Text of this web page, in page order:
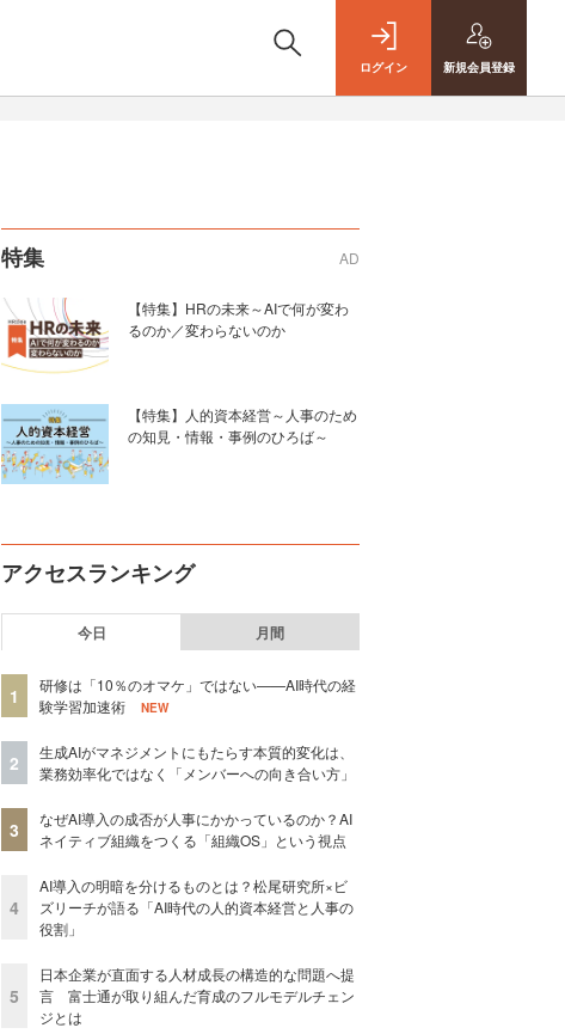
ログイン 新規会員登録
特集 AD
【特集】HRの未来～AIで何が変わ
るのか／変わらないのか
【特集】人的資本経営～人事のため
の知見・情報・事例のひろば～
アクセスランキング
今日 月間
1
研修は「10％のオマケ」ではない——AI時代の経
験学習加速術
NEW
2
生成AIがマネジメントにもたらす本質的変化は、
業務効率化ではなく「メンバーへの向き合い方」
3
なぜAI導入の成否が人事にかかっているのか？AI
ネイティブ組織をつくる「組織OS」という視点
4
AI導入の明暗を分けるものとは？松尾研究所×ビ
ズリーチが語る「AI時代の人的資本経営と人事の
役割」
5
日本企業が直面する人材成長の構造的な問題へ提
言 富士通が取り組んだ育成のフルモデルチェン
ジとは